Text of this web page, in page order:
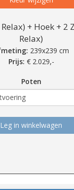
+ Hoek + 2
Relax)
239x239 cm
Prijs: € 2.029,-
Poten
Leg in winkelwagen